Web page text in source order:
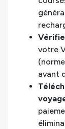
votre
avant